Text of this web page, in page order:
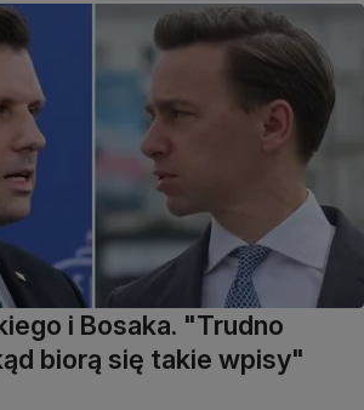
i Bosaka. "Trudno
biorą się takie wpisy"